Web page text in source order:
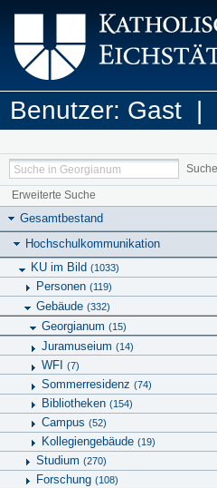
Benutzer: Gast |
Erweiterte Suche
Gesamtbestand
Hochschulkommunikation
KU im Bild (1033)
Personen (119)
Gebäude (332)
Georgianum (15)
Juramuseium (14)
WFI (7)
Sommerresidenz (74)
Bibliotheken (154)
Campus (52)
Kollegiengebäude (19)
Studium (270)
Forschung (108)